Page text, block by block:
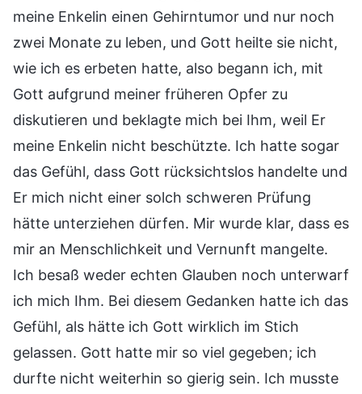
meine Enkelin einen Gehirntumor und nur noch
zwei Monate zu leben, und Gott heilte sie nicht,
wie ich es erbeten hatte, also begann ich, mit
Gott aufgrund meiner früheren Opfer zu
diskutieren und beklagte mich bei Ihm, weil Er
meine Enkelin nicht beschützte. Ich hatte sogar
das Gefühl, dass Gott rücksichtslos handelte und
Er mich nicht einer solch schweren Prüfung
hätte unterziehen dürfen. Mir wurde klar, dass es
mir an Menschlichkeit und Vernunft mangelte.
Ich besaß weder echten Glauben noch unterwarf
ich mich Ihm. Bei diesem Gedanken hatte ich das
Gefühl, als hätte ich Gott wirklich im Stich
gelassen. Gott hatte mir so viel gegeben; ich
durfte nicht weiterhin so gierig sein. Ich musste